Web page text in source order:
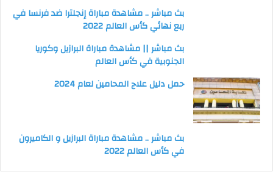
بث مباشر .. مشاهدة مباراة إنجلترا ضد فرنسا في
ربع نهائي كأس العالم 2022
بث مباشر || مشاهدة مباراة البرازيل وكوريا
الجنوبية في كأس العالم
حمل دليل علاج المحامين لعام 2024
بث مباشر .. مشاهدة مباراة البرازيل و الكاميرون
في كأس العالم 2022